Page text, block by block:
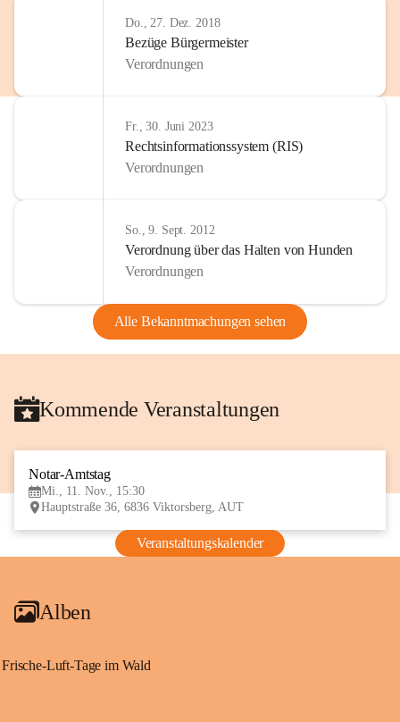
Do., 27. Dez. 2018
Bezüge Bürgermeister
Verordnungen
Fr., 30. Juni 2023
Rechtsinformationssystem (RIS)
Verordnungen
So., 9. Sept. 2012
Verordnung über das Halten von Hunden
Verordnungen
Alle Bekanntmachungen sehen
Kommende Veranstaltungen
Notar-Amtstag
Mi., 11. Nov., 15:30
Hauptstraße 36, 6836 Viktorsberg, AUT
Veranstaltungskalender
Alben
Frische-Luft-Tage im Wald